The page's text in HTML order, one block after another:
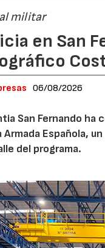
militar
en San
06/08/2026
San Fernando
Armada Española,
del programa.